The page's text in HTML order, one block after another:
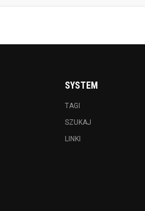
SYSTEM
TAGI
SZUKAJ
LINKI